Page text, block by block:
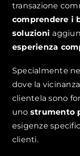
transazione
comprendere i
soluzioni
esperienza
Specialmente
dove la
clientela sono
uno strumento
esigenze
clienti.